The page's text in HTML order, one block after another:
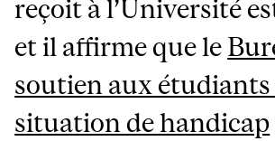
reçoit à l’Université
et il affirme que le
soutien aux étudiants
situation de handicap